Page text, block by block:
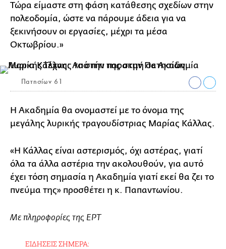
Τώρα είμαστε στη φάση κατάθεσης σχεδίων στην
πολεοδομία, ώστε να πάρουμε άδεια για να
ξεκινήσουν οι εργασίες, μέχρι τα μέσα
Οκτωβρίου.»
Πατησίων 61
Η Ακαδημία θα ονομαστεί με το όνομα της
μεγάλης λυρικής τραγουδίστριας Μαρίας Κάλλας.
«Η Κάλλας είναι αστερισμός, όχι αστέρας, γιατί
όλα τα άλλα αστέρια την ακολουθούν, για αυτό
έχει τόση σημασία η Ακαδημία γιατί εκεί θα ζει το
πνεύμα της» προσθέτει η κ. Παπαντωνίου.
Με πληροφορίες της ΕΡΤ
ΕΙΔΗΣΕΙΣ ΣΗΜΕΡΑ: